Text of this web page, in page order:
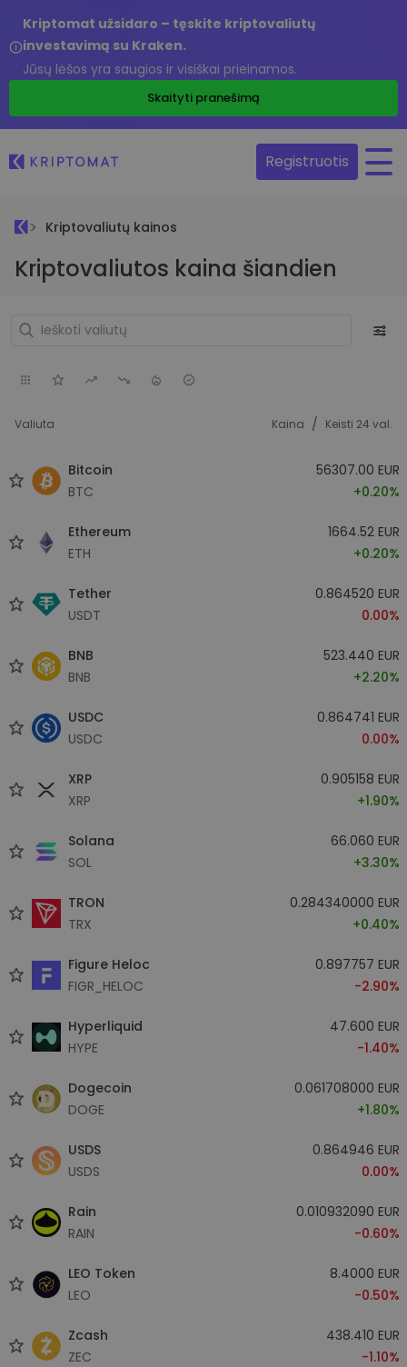
Kriptomat užsidaro – tęskite kriptovaliutų
investavimą su Kraken.
Jūsų lėšos yra saugios ir visiškai prieinamos.
Skaityti pranešimą
Registruotis
Kriptovaliutų kainos
Kriptovaliutos kaina šiandien
Valiuta Kaina / Keisti 24 val.
Bitcoin
BTC
56307.00 EUR
+0.20%
Ethereum
ETH
1664.52 EUR
+0.20%
Tether
USDT
0.864520 EUR
0.00%
BNB
BNB
523.440 EUR
+2.20%
USDC
USDC
0.864741 EUR
0.00%
XRP
XRP
0.905158 EUR
+1.90%
Solana
SOL
66.060 EUR
+3.30%
TRON
TRX
0.284340000 EUR
+0.40%
Figure Heloc
FIGR_HELOC
0.897757 EUR
-2.90%
Hyperliquid
HYPE
47.600 EUR
-1.40%
Dogecoin
DOGE
0.061708000 EUR
+1.80%
USDS
USDS
0.864946 EUR
0.00%
Rain
RAIN
0.010932090 EUR
-0.60%
LEO Token
LEO
8.4000 EUR
-0.50%
Zcash
ZEC
438.410 EUR
-1.10%